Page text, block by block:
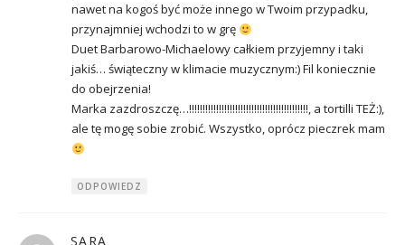
nawet na kogoś być może innego w Twoim przypadku,
przynajmniej wchodzi to w grę
Duet Barbarowo-Michaelowy całkiem przyjemny i taki
jakiś… świąteczny w klimacie muzycznym:) Fil koniecznie
do obejrzenia!
Marka zazdroszczę…!!!!!!!!!!!!!!!!!!!!!!!!!!!!!!!!!!!!!!!!!!!!, a tortilli TEŻ:),
ale tę mogę sobie zrobić. Wszystko, oprócz pieczrek mam
ODPOWIEDZ
SARA